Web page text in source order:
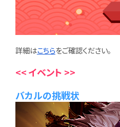
詳細はこちらをご確認ください。
<< イベント >>
バカルの挑戦状